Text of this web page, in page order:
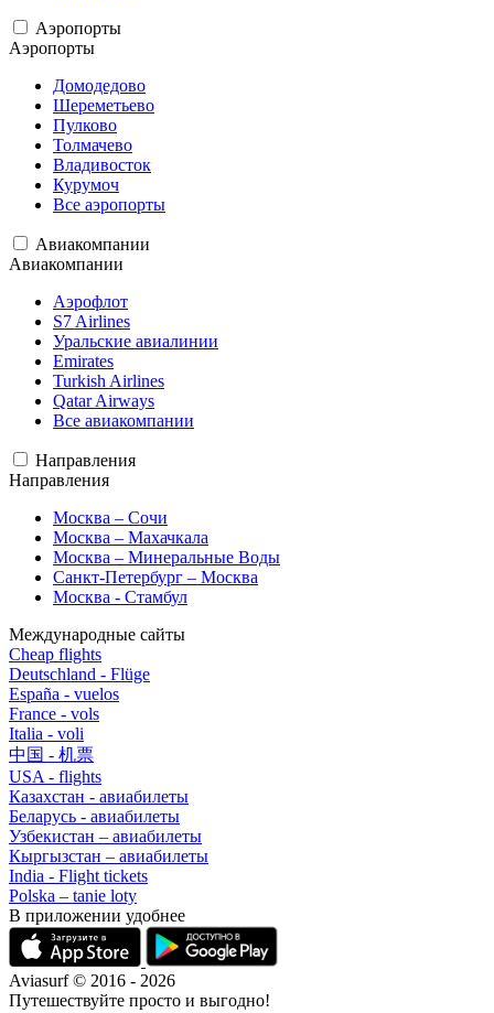
Аэропорты
Аэропорты
Домодедово
Шереметьево
Пулково
Толмачево
Владивосток
Курумоч
Все аэропорты
Авиакомпании
Авиакомпании
Аэрофлот
S7 Airlines
Уральские авиалинии
Emirates
Turkish Airlines
Qatar Airways
Все авиакомпании
Направления
Направления
Москва – Сочи
Москва – Махачкала
Москва – Минеральные Воды
Санкт-Петербург – Москва
Москва - Стамбул
Международные сайты
Cheap flights
Deutschland - Flüge
España - vuelos
France - vols
Italia - voli
中国 - 机票
USA - flights
Казахстан - авиабилеты
Беларусь - авиабилеты
Узбекистан – авиабилеты
Кыргызстан – авиабилеты
India - Flight tickets
Polska – tanie loty
В приложении удобнее
Aviasurf © 2016 - 2026
Путешествуйте просто и выгодно!